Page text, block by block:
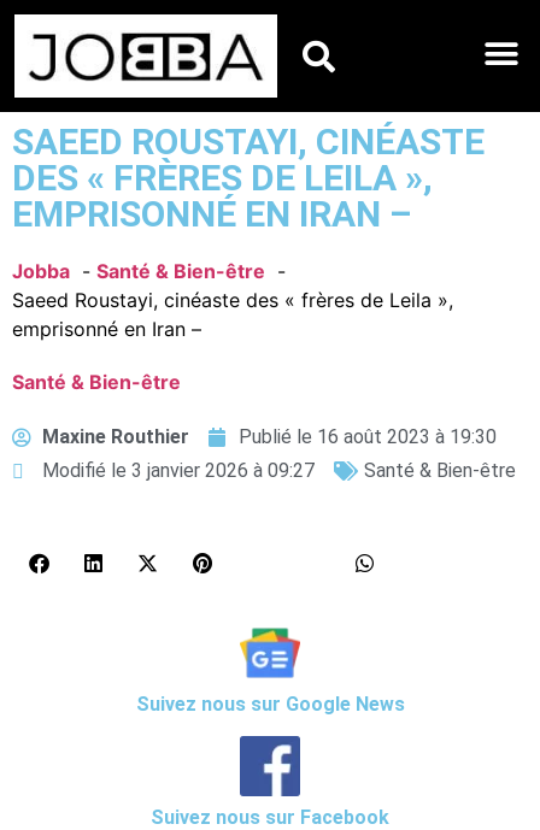
SAEED ROUSTAYI, CINÉASTE
DES « FRÈRES DE LEILA »,
EMPRISONNÉ EN IRAN –
Jobba
Santé & Bien-être
Saeed Roustayi, cinéaste des « frères de Leila »,
emprisonné en Iran –
Santé & Bien-être
Maxine Routhier Publié le 16 août 2023 à 19:30
Modifié le 3 janvier 2026 à 09:27
Santé & Bien-être
Suivez nous sur Google News
Suivez nous sur Facebook